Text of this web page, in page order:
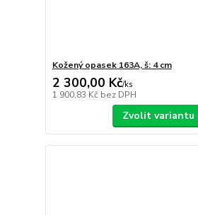
Kožený opasek 163A, š: 4 cm
2 300,00 Kč/ks
1 900,83 Kč bez DPH
Zvolit variantu